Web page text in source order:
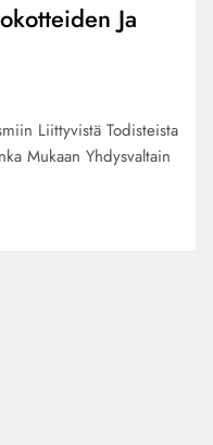
Ja
Liittyvistä Todisteista
Mukaan Yhdysvaltain